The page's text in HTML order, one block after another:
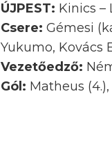
ÚJPEST: Kinics –
Csere: Gémesi
Yukumo, Kovács
Vezetőedző:
Gól: Matheus (4.),